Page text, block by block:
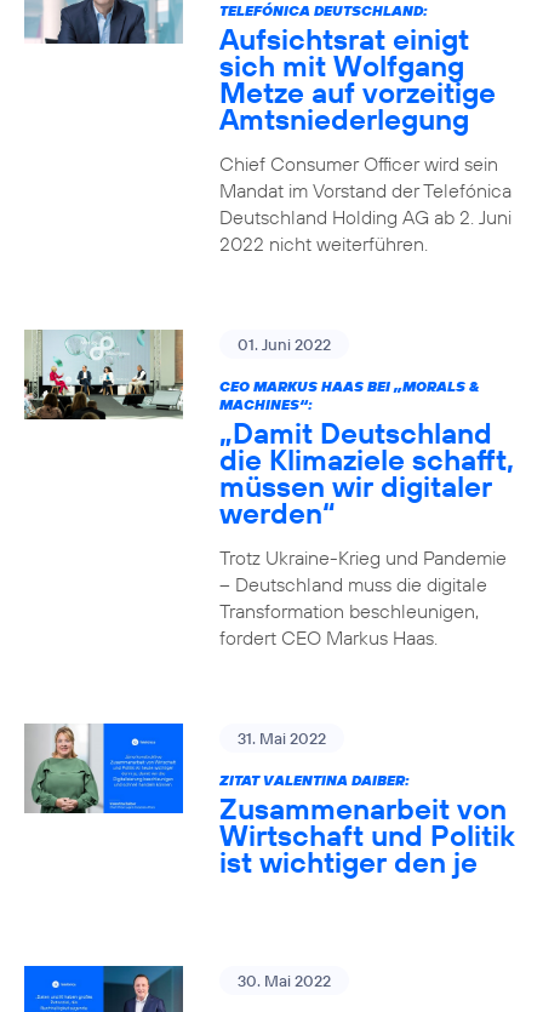
TELEFÓNICA DEUTSCHLAND:
Aufsichtsrat einigt
sich mit Wolfgang
Metze auf vorzeitige
Amtsniederlegung
Chief Consumer Officer wird sein
Mandat im Vorstand der Telefónica
Deutschland Holding AG ab 2. Juni
2022 nicht weiterführen.
01. Juni 2022
CEO MARKUS HAAS BEI „MORALS &
MACHINES“:
„Damit Deutschland
die Klimaziele schafft,
müssen wir digitaler
werden“
Trotz Ukraine-Krieg und Pandemie
– Deutschland muss die digitale
Transformation beschleunigen,
fordert CEO Markus Haas.
31. Mai 2022
ZITAT VALENTINA DAIBER:
Zusammenarbeit von
Wirtschaft und Politik
ist wichtiger den je
30. Mai 2022